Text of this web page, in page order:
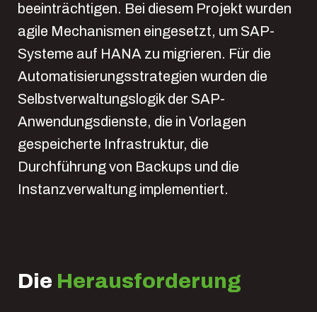
beeinträchtigen. Bei diesem Projekt wurden
agile Mechanismen eingesetzt, um SAP-
Systeme auf HANA zu migrieren. Für die
Automatisierungsstrategien wurden die
Selbstverwaltungslogik der SAP-
Anwendungsdienste, die in Vorlagen
gespeicherte Infrastruktur, die
Durchführung von Backups und die
Instanzverwaltung implementiert.
Die Herausforderung